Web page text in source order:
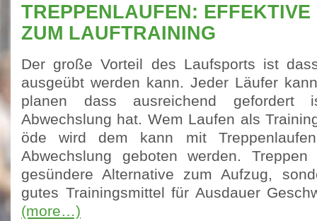
TREPPENLAUFEN:
ZUM LAUFTRAINING
Der große Vorteil des Laufsports ist
ausgeübt werden kann. Jeder Läufer
planen dass ausreichend gefordert
Abwechslung hat. Wem Laufen als
öde wird dem kann mit
Abwechslung geboten werden.
gesündere Alternative zum Aufzug,
gutes Trainingsmittel für Ausdauer
(more…)